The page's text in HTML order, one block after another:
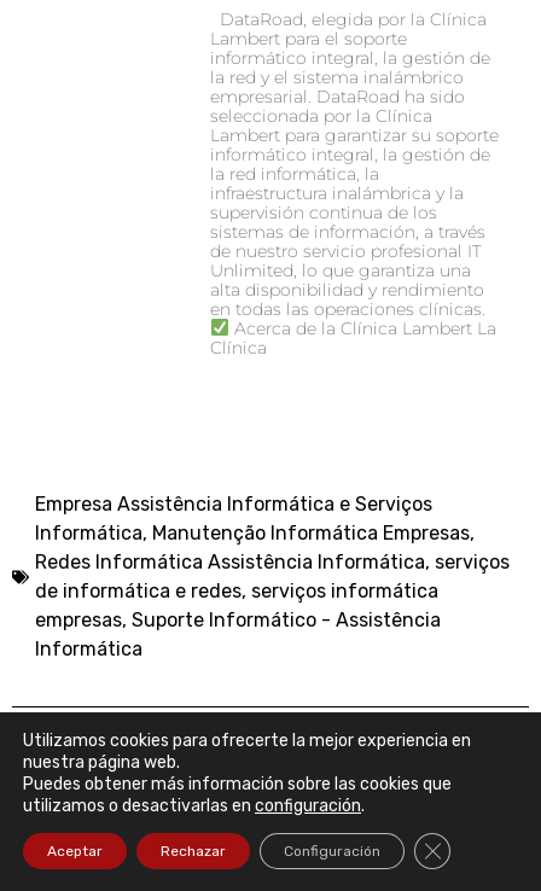
DataRoad, elegida por la Clínica
Lambert para el soporte
informático integral, la gestión de
la red y el sistema inalámbrico
empresarial. DataRoad ha sido
seleccionada por la Clínica
Lambert para garantizar su soporte
informático integral, la gestión de
la red informática, la
infraestructura inalámbrica y la
supervisión continua de los
sistemas de información, a través
de nuestro servicio profesional IT
Unlimited, lo que garantiza una
alta disponibilidad y rendimiento
en todas las operaciones clínicas.
Acerca de la Clínica Lambert La
Clínica
Empresa Assistência Informática e Serviços
Informática, Manutenção Informática Empresas,
Redes Informática Assistência Informática, serviços
de informática e redes, serviços informática
empresas, Suporte Informático - Assistência
Informática
PONTE EN CONTACTO CON NOSOTROS YA
Formulario De Contacto
Utilizamos cookies para ofrecerte la mejor experiencia en
nuestra página web.
Puedes obtener más información sobre las cookies que
utilizamos o desactivarlas en configuración.
Aceptar Rechazar Configuración Cerrar el